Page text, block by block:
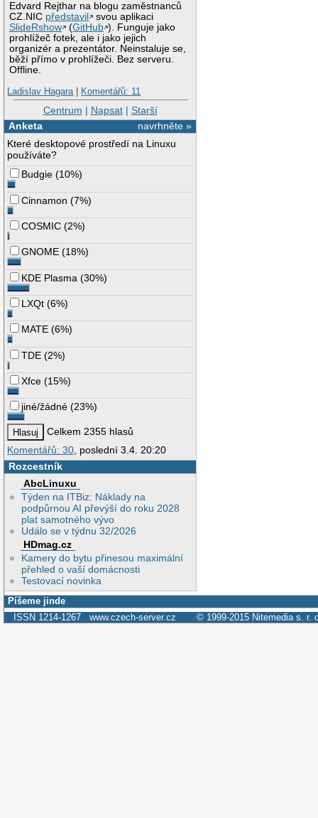
Edvard Rejthar na blogu zaměstnanců
CZ.NIC představil
svou aplikaci
SlideRshow
(GitHub ). Funguje jako
prohlížeč fotek, ale i jako jejich
organizér a prezentátor. Neinstaluje se,
běží přímo v prohlížeči. Bez serveru.
Offline.
Ladislav Hagara| Komentářů: 11
Centrum | Napsat| Starší
navrhněte »
Anketa
Které desktopové prostředí na Linuxu
používáte?
Budgie (10%)
Cinnamon (7%)
COSMIC (2%)
GNOME (18%)
KDE Plasma (30%)
LXQt (6%)
MATE (6%)
TDE (2%)
Xfce (15%)
jiné/žádné (23%)
Celkem 2355 hlasů
Komentářů: 30 , poslední 3.4. 20:20
Rozcestník
AbcLinuxu
Týden na ITBiz: Náklady na
podpůrnou AI převýší do roku 2028
plat samotného vývo
Událo se v týdnu 32/2026
HDmag.cz
Kamery do bytu přinesou maximální
přehled o vaší domácnosti
Testovací novinka
Píšeme jinde
ISSN 1214-1267 www.czech-server.cz © 1999-2015 Nitemedia s. r.